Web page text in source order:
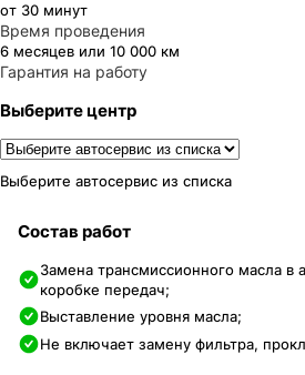
от 30 минут
Время проведения
6 месяцев или 10 000 км
Гарантия на работу
Выберите центр
Выберите автосервис из списка
Состав работ
Замена трансмиссионного масла в
коробке передач;
Выставление уровня масла;
Не включает замену фильтра,